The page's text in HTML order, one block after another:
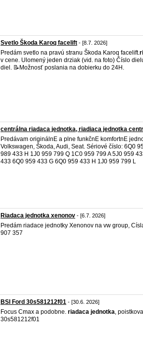
Svetlo Škoda Karoq facelift - [8.7. 2026]
Predám svetlo na pravú stranu Škoda Karoq facelift.
v cene. Ulomený jeden drziak (vid. na foto) Číslo
diel. 📝Možnosť poslania na dobierku do 24H.
centrálna riadaca jednotka, riadiaca jednotka
Predávam originálnE a plne funkčnE komfortnE
Volkswagen, Škoda, Audi, Seat. Sériové číslo: 6Q0
989 433 H 1J0 959 799 Q 1C0 959 799 A 5J0 959
433 6Q0 959 433 G 6Q0 959 433 H 1J0 959 799 L
Riadaca jednotka xenonov - [6.7. 2026]
Predám riadace jednotky Xenonov na vw group,
907 357
BSI Ford 30s581212f01 - [30.6. 2026]
Focus Cmax a podobne. riadaca jednotka,
30s581212f01